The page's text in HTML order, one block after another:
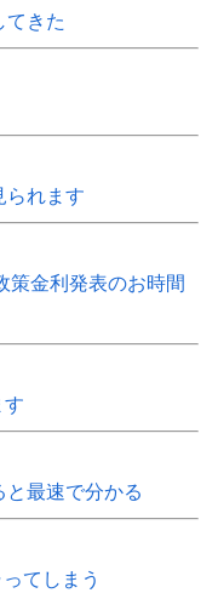
てきた
られます
策金利発表のお時間
す
最速で分かる
てしまう